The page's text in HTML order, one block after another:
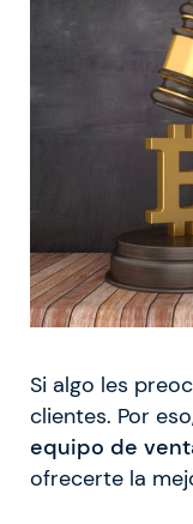
Si algo les
clientes. Por
equipo de
ofrecerte la